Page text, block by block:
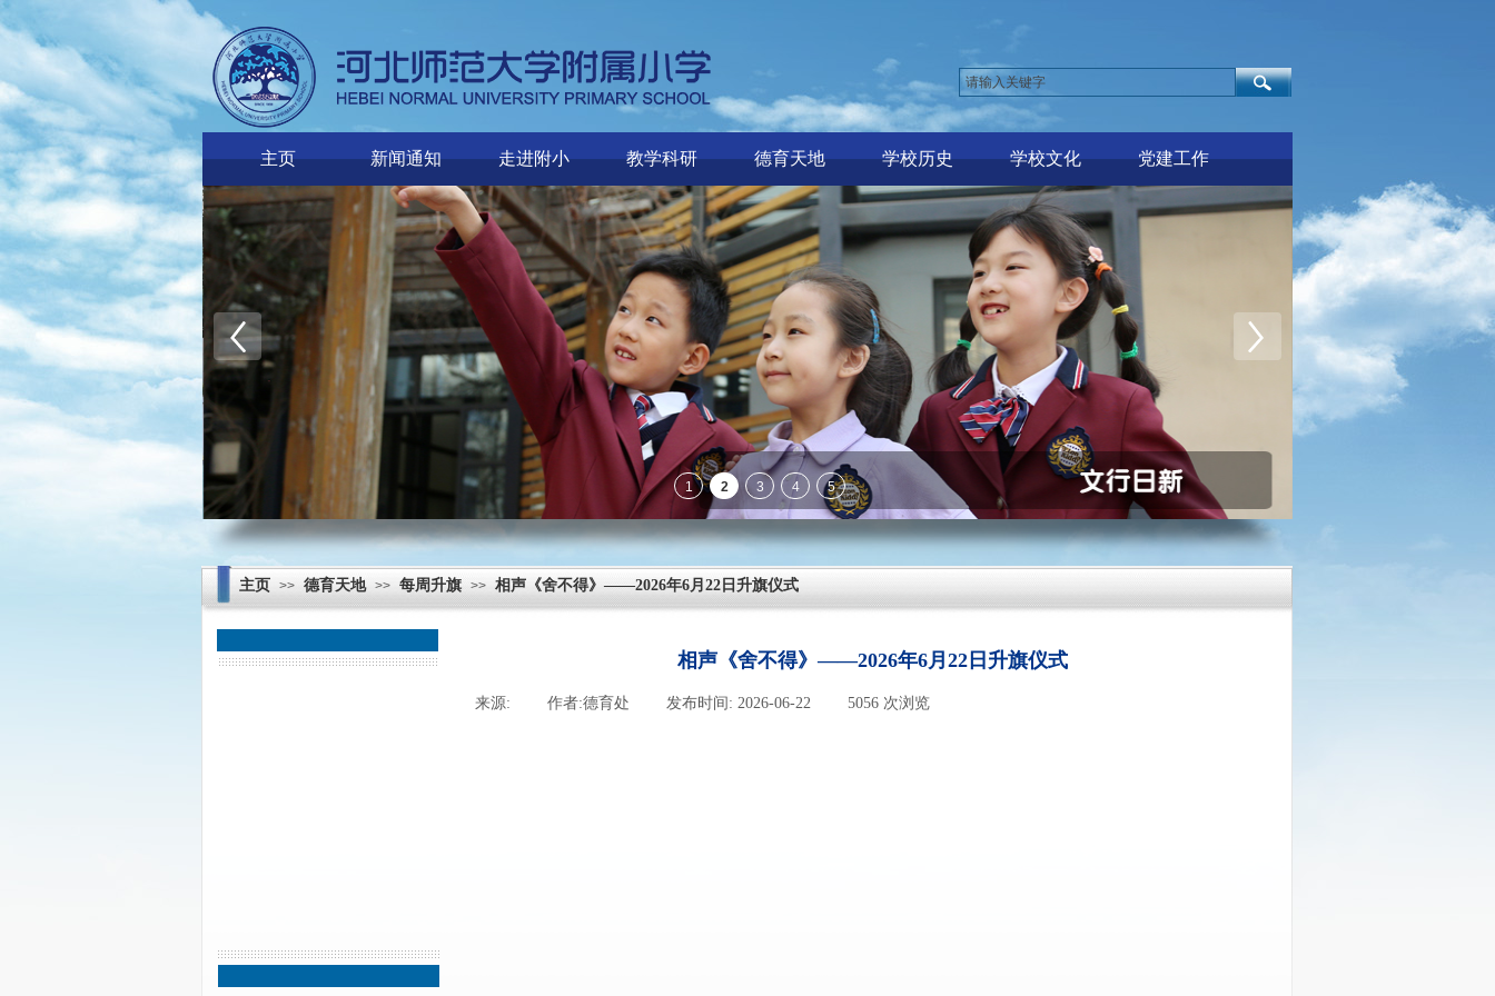
主页 新闻通知 走进附小 教学科研 德育天地 学校历史 学校文化 党建工作
主页 >> 德育天地 >> 每周升旗 >> 相声《舍不得》——2026年6月22日升旗仪式
相声《舍不得》——2026年6月22日升旗仪式
来源: 作者:德育处 发布时间: 2026-06-22 5056 次浏览